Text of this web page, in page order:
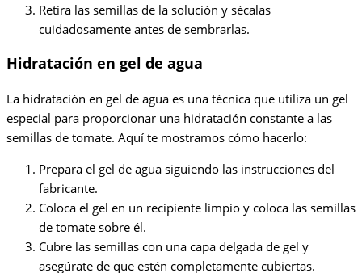
Retira las semillas de la solución y sécalas
cuidadosamente antes de sembrarlas.
Hidratación en gel de agua
La hidratación en gel de agua es una técnica que utiliza un gel
especial para proporcionar una hidratación constante a las
semillas de tomate. Aquí te mostramos cómo hacerlo:
Prepara el gel de agua siguiendo las instrucciones del
fabricante.
Coloca el gel en un recipiente limpio y coloca las semillas
de tomate sobre él.
Cubre las semillas con una capa delgada de gel y
asegúrate de que estén completamente cubiertas.